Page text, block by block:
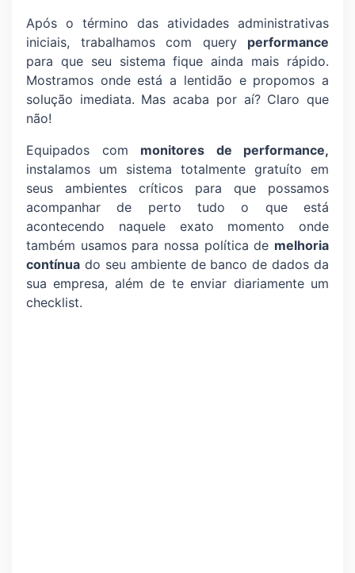
Após o término das atividades administrativas
iniciais, trabalhamos com query performance
para que seu sistema fique ainda mais rápido.
Mostramos onde está a lentidão e propomos a
solução imediata. Mas acaba por aí? Claro que
não!
Equipados com monitores de performance,
instalamos um sistema totalmente gratuíto em
seus ambientes críticos para que possamos
acompanhar de perto tudo o que está
acontecendo naquele exato momento onde
também usamos para nossa política de melhoria
contínua do seu ambiente de banco de dados da
sua empresa, além de te enviar diariamente um
checklist.